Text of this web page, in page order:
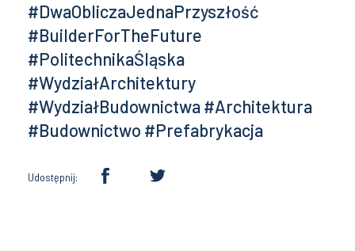
#DwaObliczaJednaPrzyszłość
#BuilderForTheFuture
#PolitechnikaŚląska
#WydziałArchitektury
#WydziałBudownictwa #Architektura
#Budownictwo #Prefabrykacja
Udostępnij: